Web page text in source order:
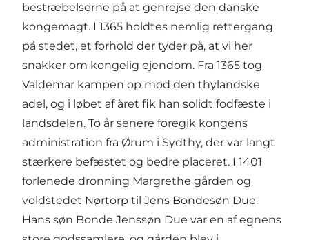
bestræbelserne på at genrejse den danske
kongemagt. I 1365 holdtes nemlig rettergang
på stedet, et forhold der tyder på, at vi her
snakker om kongelig ejendom. Fra 1365 tog
Valdemar kampen op mod den thylandske
adel, og i løbet af året fik han solidt fodfæste i
landsdelen. To år senere foregik kongens
administration fra Ørum i Sydthy, der var langt
stærkere befæstet og bedre placeret. I 1401
forlenede dronning Margrethe gården og
voldstedet Nørtorp til Jens Bondesøn Due.
Hans søn Bonde Jenssøn Due var en af egnens